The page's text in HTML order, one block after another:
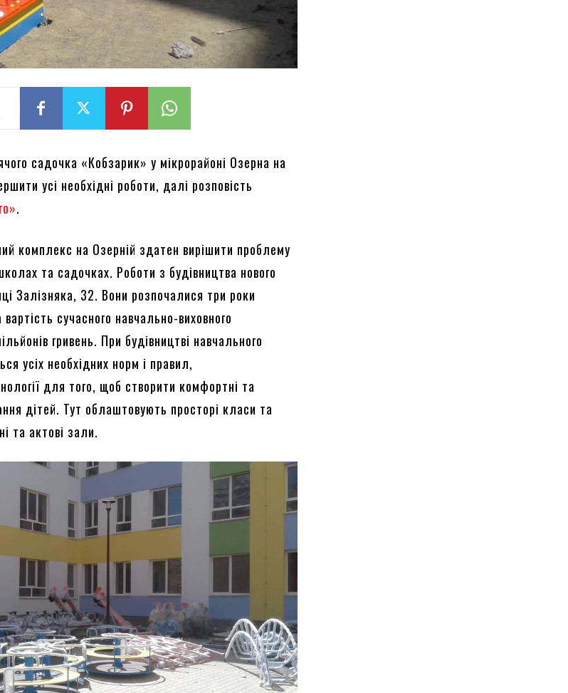
садочка «Кобзарик» у мікрорайоні Озерна на
усі необхідні роботи, далі розповість
.
комплекс на Озерній здатен вирішити проблему
та садочках. Роботи з будівництва нового
Залізняка, 32. Вони розпочалися три роки
сучасного навчально-виховного
гривень. При будівництві навчального
усіх необхідних норм і правил,
для того, щоб створити комфортні та
дітей. Тут облаштовують просторі класи та
та актові зали.